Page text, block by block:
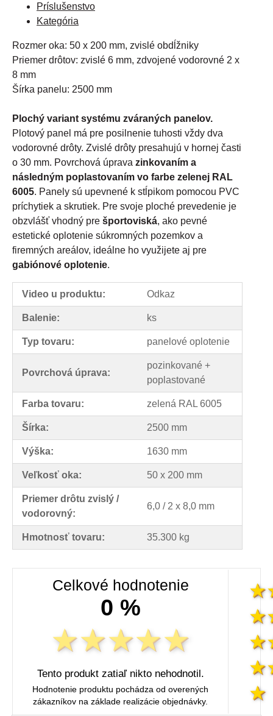
Príslušenstvo
Kategória
Rozmer oka: 50 x 200 mm, zvislé obdĺžniky
Priemer drôtov: zvislé 6 mm, zdvojené vodorovné 2 x
8 mm
Šírka panelu: 2500 mm
Plochý variant systému zváraných panelov.
Plotový panel má pre posilnenie tuhosti vždy dva
vodorovné drôty. Zvislé drôty presahujú v hornej časti
o 30 mm. Povrchová úprava zinkovaním a
následným poplastovaním vo farbe zelenej RAL
6005. Panely sú upevnené k stĺpikom pomocou PVC
príchytiek a skrutiek. Pre svoje ploché prevedenie je
obzvlášť vhodný pre športoviská, ako pevné
estetické oplotenie súkromných pozemkov a
firemných areálov, ideálne ho využijete aj pre
gabiónové oplotenie.
Video u produktu: Odkaz
Balenie: ks
Typ tovaru: panelové oplotenie
Povrchová úprava:
pozinkované +
poplastované
Farba tovaru: zelená RAL 6005
Šírka: 2500 mm
Výška: 1630 mm
Veľkosť oka: 50 x 200 mm
Priemer drôtu zvislý /
vodorovný:
6,0 / 2 x 8,0 mm
Hmotnosť tovaru: 35.300 kg
Celkové hodnotenie
0 %
Tento produkt zatiaľ nikto nehodnotil.
Hodnotenie produktu pochádza od overených
zákazníkov na základe realizácie objednávky.